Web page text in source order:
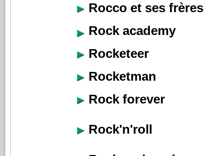
Rocco et ses frères
Rock academy
Rocketeer
Rocketman
Rock forever
Rock'n'roll